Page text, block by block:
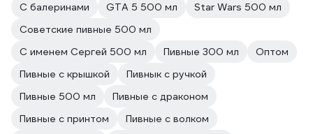
С балеринами
GTA 5 500 мл
Star Wars 500 мл
Советские пивные 500 мл
С именем Сергей 500 мл
Пивные 300 мл
Оптом
Пивные с крышкой
Пивнык с ручкой
Пивные 500 мл
Пивные с драконом
Пивные с принтом
Пивные с волком